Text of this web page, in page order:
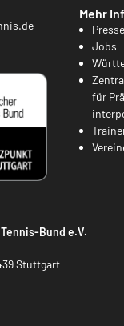
Mehr
Jobs
für
Bund e.V.
Stuttgart